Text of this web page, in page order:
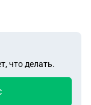
что делать.